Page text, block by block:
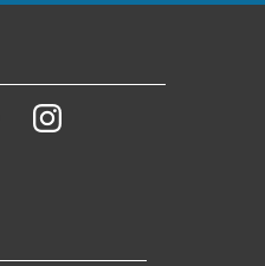
YoutubeInstagram